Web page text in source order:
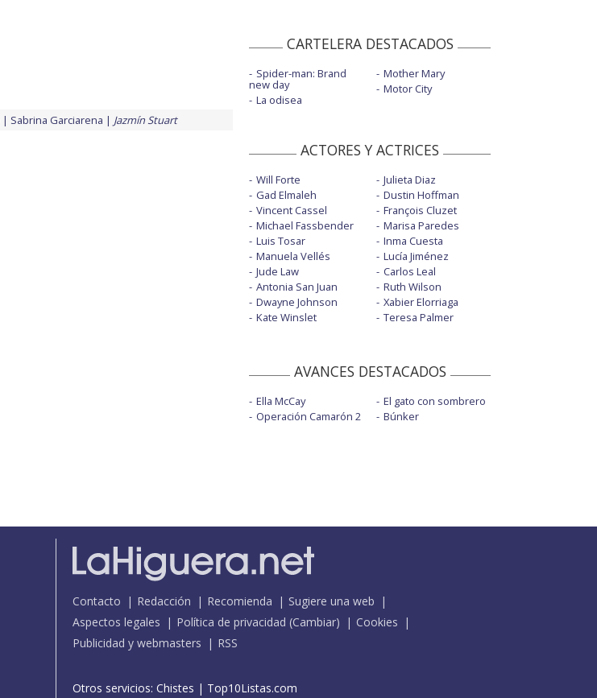
Sabrina Garciarena Jazmín Stuart
CARTELERA DESTACADOS
Spider-man: Brand
new day
La odisea
Mother Mary
Motor City
ACTORES Y ACTRICES
Will Forte
Gad Elmaleh
Vincent Cassel
Michael Fassbender
Luis Tosar
Manuela Vellés
Jude Law
Antonia San Juan
Dwayne Johnson
Kate Winslet
Julieta Diaz
Dustin Hoffman
François Cluzet
Marisa Paredes
Inma Cuesta
Lucía Jiménez
Carlos Leal
Ruth Wilson
Xabier Elorriaga
Teresa Palmer
AVANCES DESTACADOS
Ella McCay
Operación Camarón 2
El gato con sombrero
Búnker
Contacto Redacción Recomienda
Sugiere una web
Aspectos legales
Política de privacidad (Cambiar)
Cookies
Publicidad y webmasters
RSS
Otros servicios: Chistes | Top10Listas.com